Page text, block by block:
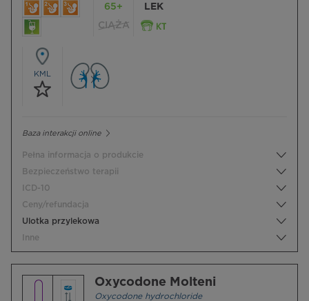
65+
CIĄŻA
LEK
KML
Baza interakcji online
Pełna informacja o produkcie
Bezpieczeństwo terapii
ICD-10
Ceny/refundacja
Ulotka przylekowa
Inne
Oxycodone Molteni
Oxycodone hydrochloride